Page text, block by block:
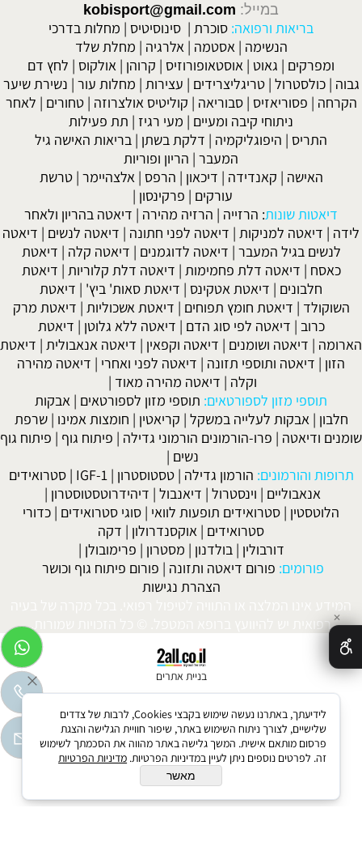
במייל: kobisport@gmail.com
בריאות ורפואה: סוכרת | סינוסיטיס | מחלות בדרכי
הנשימה | אסטמה | אלרגיה | מחלת שלד
ומפרקים | גאוט | אוסטאופורוזיס | קרוהן | אולקוס | לחץ דם
גבוה |כולסטרול |טריגליצרידים | עצירות | מחלות עור | נשירת שיער
הקרחה | פסוריאזיס |סבוריאה | קוליטיס אולצרוזה |טחורים | לאחר
ניתוחי קיבה ומעיים | מעי רגיז | תת פעילות
התריס | היפוגליקמיה | דלקת בשתן | בריאות האישה גיל
המעבר | הריון ופוריות
האישה | קאנדידה | דיכאון | הרפס | אלצהיימר |טרשת
עורקים | פרקינסון |
דיאטות שונות: הרזייה | הרזיה מהירה | דיאטה בהריון ולאחר
לידה | דיאטה למניקות | דיאטה לפני חתונה | דיאטה לנשים | דיאטה
לנשים בגיל המעבר | דיאטה לדוגמנים | דיאטה קלה | דיאטת
כאסח | דיאטה דלת פחמימות | דיאטה דלת קלוריות | דיאטת
חלבונים | דיאטת אטקינס | דיאטת סאות' ביץ' | דיאטת
השוקולד | דיאטת חומץ תפוחים | דיאטת אשכוליות | דיאטת מרק
כרוב | דיאטה לפי סוג הדם | דיאטה ללא גלוטן | דיאטת
הארומה | דיאטה ושומנים | דיאטה וקפאין | דיאטה אנאבולית | דיאטת
הזון | דיאטה ותוספי תזונה | דיאטה לפני ואחרי | דיאטה מהירה
וקלה | דיאטה מהירה מאוד |
תוספי מזון לספורטאים: תוספי מזון לספורטאים | אבקות
חלבון | אבקות לעלייה במשקל | קריאטין | חומצות אמינו |שרפת
שומנים ודיאטה | פרו-הורמונים הורמוני גדילה | פיתוח גוף | פיתוח גוף
נשים |
תרופות והורמונים: הורמון גדילה |טסטוסטרון |
IGF-1
|סטרואידים
אנאבוליים | וינסטרול | דיאנבול | דיהידרוטסטוסטרון |
הלוטסטין | סטרואידים תופעות לוואי | סוגי סטרואידים | כדורי
סטרואידים | אוקסנדרולון | דקה
דורבולין | בולדנון | מסטרון | פרימובולן |
פורומים: פורום דיאטה ותזונה | פורום פיתוח גוף וכושר
הצהרת נגישות
המידע אינו המלצה או התוויה לטיפול רפואי. בכל מקרה של בעיה
רפואית יש להיוועץ ברופא המטפל. © כל הזכויות שמורות.
בניית אתרים
✕
לידיעתך, באתרנו נעשה שימוש בקבצי Cookies, לרבות של צדדים
שלישיים, לצורך ניתוח השימוש באתר, שיפור חוויית הגלישה והצגת
פרסום מותאם אישית. המשך גלישה באתר מהווה את הסכמתך לשימוש
זה. לפרטים נוספים ניתן לעיין במדיניות הפרטיות. מדיניות הפרטיות
מאשר